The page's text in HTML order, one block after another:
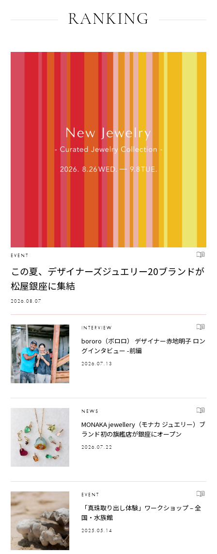
RANKING
EVENT
この夏、デザイナーズジュエリー20ブランドが
松屋銀座に集結
2026.08.07
INTERVIEW
bororo（ボロロ） デザイナー赤地明子 ロン
グインタビュー -前編
2026.07.13
NEWS
MONAKA jewellery（モナカ ジュエリー）ブ
ランド初の旗艦店が銀座にオープン
2026.07.22
EVENT
「真珠取り出し体験」ワークショップ – 全
国・水族館
2025.05.14